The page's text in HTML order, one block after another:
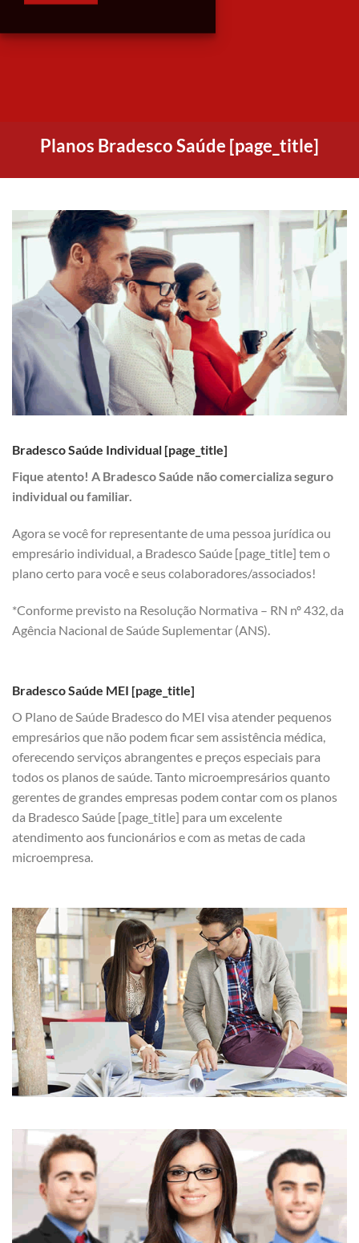
Planos Bradesco Saúde [page_title]
Bradesco Saúde Individual [page_title]
Fique atento! A Bradesco Saúde não comercializa seguro
individual ou familiar.
Agora se você for representante de uma pessoa jurídica ou
empresário individual, a Bradesco Saúde [page_title] tem o
plano certo para você e seus colaboradores/associados!
*Conforme previsto na Resolução Normativa – RN nº 432, da
Agência Nacional de Saúde Suplementar (ANS).
Bradesco Saúde MEI [page_title]
O Plano de Saúde Bradesco do MEI visa atender pequenos
empresários que não podem ficar sem assistência médica,
oferecendo serviços abrangentes e preços especiais para
todos os planos de saúde. Tanto microempresários quanto
gerentes de grandes empresas podem contar com os planos
da Bradesco Saúde [page_title] para um excelente
atendimento aos funcionários e com as metas de cada
microempresa.